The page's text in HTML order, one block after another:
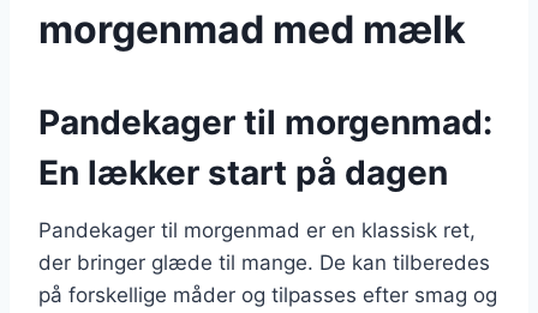
morgenmad med mælk
Pandekager til morgenmad:
En lækker start på dagen
Pandekager til morgenmad er en klassisk ret,
der bringer glæde til mange. De kan tilberedes
på forskellige måder og tilpasses efter smag og